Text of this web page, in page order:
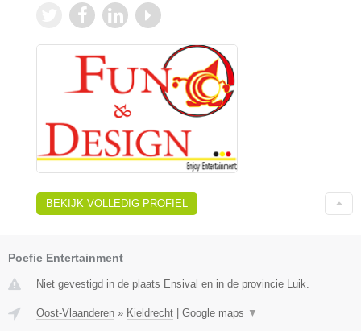
BEKIJK VOLLEDIG PROFIEL
Poefie Entertainment
Niet gevestigd in de plaats Ensival en in de provincie Luik.
Oost-Vlaanderen » Kieldrecht Google maps ▼